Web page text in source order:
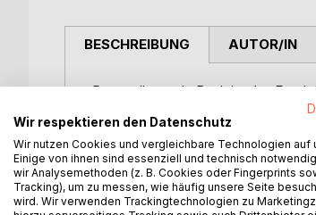
BESCHREIBUNG
Das vorliegende Buch ist das
Herstellung von Bethmännchen
die in Frankfurt am Main seit
dürfen Sie nun gerne selbst für
AUTOR/IN
Wir respektieren den Datenschutz
Wir nutzen Cookies und vergleichbare Technologien auf
Einige von ihnen sind essenziell und technisch
wir Analysemethoden (z. B. Cookies oder Fingerprints
Tracking), um zu messen, wie häufig unsere Seite
wird. Wir verwenden Trackingtechnologien zu